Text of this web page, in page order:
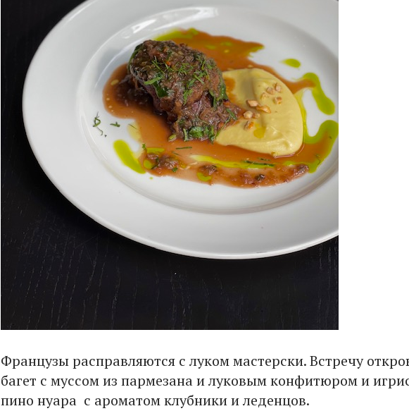
Французы расправляются с луком мастерски. Встречу
багет с муссом из пармезана и луковым конфитюром и
пино нуара с ароматом клубники и леденцов.